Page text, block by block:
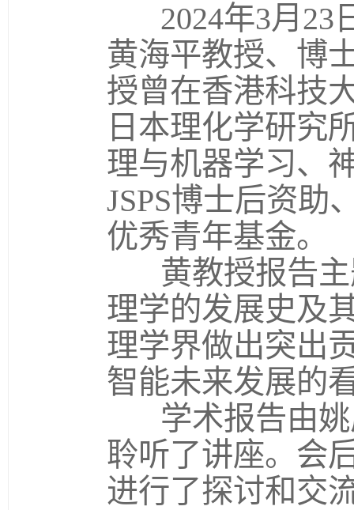
2024年3月 23
黄海平教授、博
授曾在香港科技
日本理化学研究
理与机器学习、
JSPS博士后资助
优秀青年基金。
黄教授报告
理学的发展史及
理学界做出突出
智能未来发展的
学术报告由姚
聆听了讲座。会
进行了探讨和交